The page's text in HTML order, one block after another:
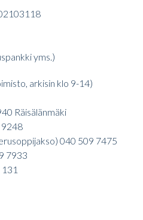
yms.)
arkisin klo 9-14)
Räisälänmäki
9248
040 509 7475
7933